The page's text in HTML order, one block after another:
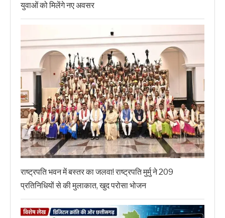
युवाओं को मिलेंगे नए अवसर
राष्ट्रपति भवन में बस्तर का जलवा! राष्ट्रपति मुर्मु ने 209
प्रतिनिधियों से की मुलाकात, खुद परोसा भोजन